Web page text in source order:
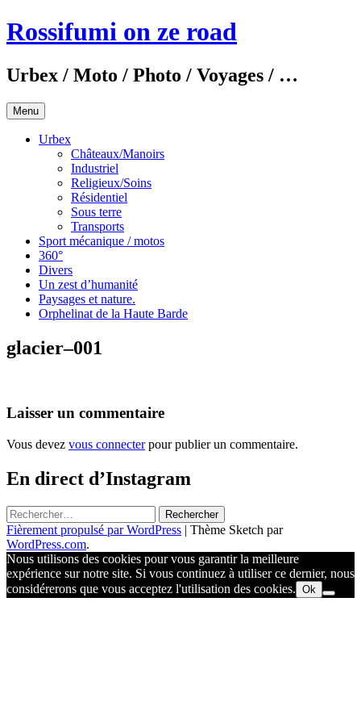
Aller
au
principal
Rossifumi on ze road
Urbex / Moto / Photo / Voyages / …
Menu
Urbex
Châteaux/Manoirs
Industriel
Religieux/Soins
Résidentiel
Sous terre
Transports
Sport mécanique / motos
360°
Divers
Un zest d’humanité
Paysages et nature.
Orphelinat de la Haute Barde
glacier–001
Laisser un commentaire
Vous devez vous connecterpour publier un commentaire.
En direct d’Instagram
Rechercher :
Fièrement propulsé par WordPress | Thème Sketch par
WordPress.com.
Nous utilisons des cookies pour vous garantir la meilleure
expérience sur notre site. Si vous continuez à utiliser ce dernier, nous
considérerons que vous acceptez l'utilisation des cookies. Ok